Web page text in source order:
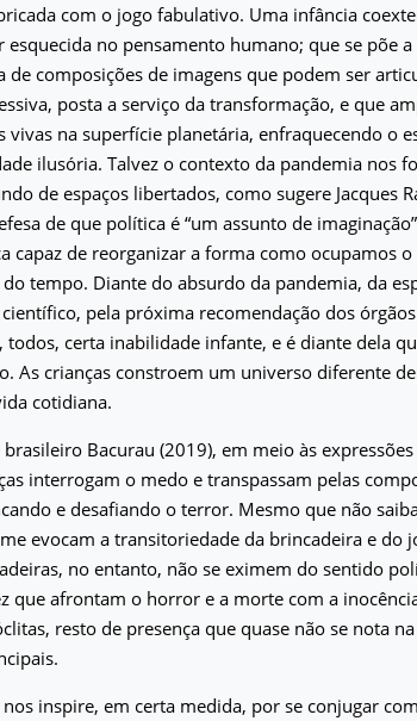
com o jogo fabulativo. Uma infância
esquecida no pensamento humano; que se põe
de composições de imagens que podem ser
posta a serviço da transformação, e que
vivas na superfície planetária, enfraquecendo o
ilusória. Talvez o contexto da pandemia nos
de espaços libertados, como sugere Jacques
de que política é “um assunto de
capaz de reorganizar a forma como ocupamos
tempo. Diante do absurdo da pandemia, da
pela próxima recomendação dos
certa inabilidade infante, e é diante dela
As crianças constroem um universo diferente
cotidiana.
Bacurau (2019), em meio às
interrogam o medo e transpassam pelas
e desafiando o terror. Mesmo que não
evocam a transitoriedade da brincadeira e do
no entanto, não se eximem do sentido
que afrontam o horror e a morte com a
resto de presença que quase não se nota
inspire, em certa medida, por se conjugar